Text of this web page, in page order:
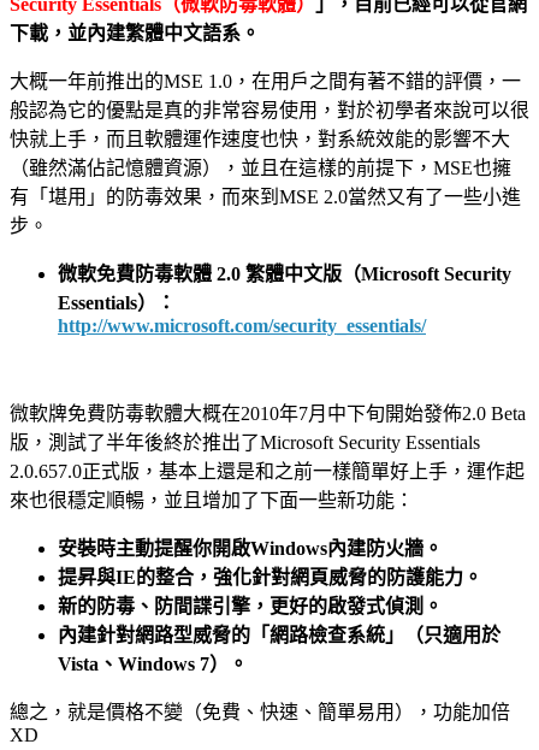
Security Essentials（微軟防毒軟體）
」，目前已經可以從官網
下載，並內建繁體中文語系。
大概一年前推出的MSE 1.0，在用戶之間有著不錯的評價，一
般認為它的優點是真的非常容易使用，對於初學者來說可以很
快就上手，而且軟體運作速度也快，對系統效能的影響不大
（雖然滿佔記憶體資源），並且在這樣的前提下，MSE也擁
有「堪用」的防毒效果，而來到MSE 2.0當然又有了一些小進
步。
微軟免費防毒軟體 2.0 繁體中文版（Microsoft Security
Essentials）：
http://www.microsoft.com/security_essentials/
微軟牌免費防毒軟體大概在2010年7月中下旬開始發佈2.0 Beta
版，測試了半年後終於推出了Microsoft Security Essentials
2.0.657.0正式版，基本上還是和之前一樣簡單好上手，運作起
來也很穩定順暢，並且增加了下面一些新功能：
安裝時主動提醒你開啟Windows內建防火牆。
提昇與IE的整合，強化針對網頁威脅的防護能力。
新的防毒、防間諜引擎，更好的啟發式偵測。
內建針對網路型威脅的「網路檢查系統」（只適用於
Vista、Windows 7）。
總之，就是價格不變（免費、快速、簡單易用），功能加倍
XD